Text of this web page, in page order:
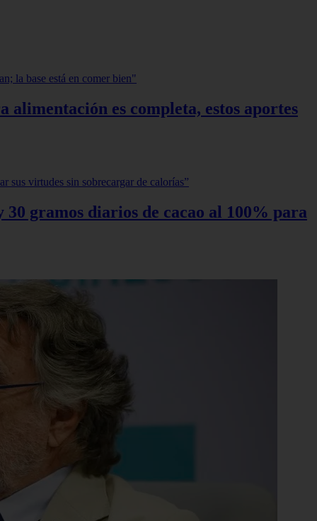
es completa, estos aportes
gramos diarios de cacao al 100% para